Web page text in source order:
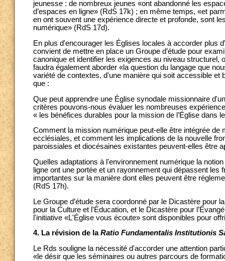
jeunesse : de nombreux jeunes «ont abandonné les
d’espaces en ligne» (RdS 17k) ; en même temps, «et
en ont souvent une expérience directe et profonde, sont
numérique» (RdS 17d).
En plus d'encourager les Églises locales à accorder plus
convient de mettre en place un Groupe d’étude pour
canonique et identifier les exigences au niveau structurel,
faudra également aborder «la question du langage que
variété de contextes, d'une manière qui soit accessible et
que :
Que peut apprendre une Église synodale missionnaire
critères pouvons-nous évaluer les nombreuses
« les bénéfices durables pour la mission de l’Église dans
Comment la mission numérique peut-elle être intégrée
ecclésiales, et comment les implications de la nouvelle
paroissiales et diocésaines existantes peuvent-elles être
Quelles adaptations à l'environnement numérique la
ligne ont une portée et un rayonnement qui dépassent
importantes sur la manière dont elles peuvent être
(RdS 17h).
Le Groupe d’étude sera coordonné par le Dicastère
pour la Culture et l'Éducation, et le Dicastère pour
l'initiative «L'Église vous écoute» sont disponibles pour
4. La révision de laRatio Fundamentalis Institutionis
Le Rds souligne la nécessité d'accorder une attention
«le désir que les séminaires ou autres parcours de